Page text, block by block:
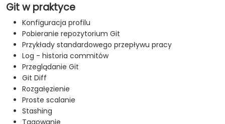
Git w praktyce
Konfiguracja profilu
Pobieranie repozytorium Git
Przykłady standardowego przepływu pracy
Log - historia commitów
Przeglądanie Git
Git Diff
Rozgałęzienie
Proste scalanie
Stashing